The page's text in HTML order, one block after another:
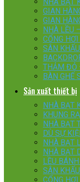
GIAN
GIAN
NHÀ LỀU
CỔNG
SÂN
THẢM ĐỎ
BÀN GHẾ
Sản xuất thiết bị
NHÀ BẠT
KHUNG
NHÀ BẠT
DÙ SỰ
NHÀ BẠT
NHÀ BẠT
LỀU
SÂN
CỔNG